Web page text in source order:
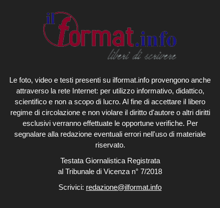
Le foto, video e testi presenti su ilformat.info provengono anche
attraverso la rete Internet: per utilizzo informativo, didattico,
scientifico e non a scopo di lucro. Al fine di accettare il libero
regime di circolazione e non violare il diritto d'autore o altri diritti
esclusivi verranno effettuate le opportune verifiche. Per
segnalare alla redazione eventuali errori nell'uso di materiale
riservato.
Testata Giornalistica Registrata
al Tribunale di Vicenza n° 7/2018
Scrivici: redazione@ilformat.info